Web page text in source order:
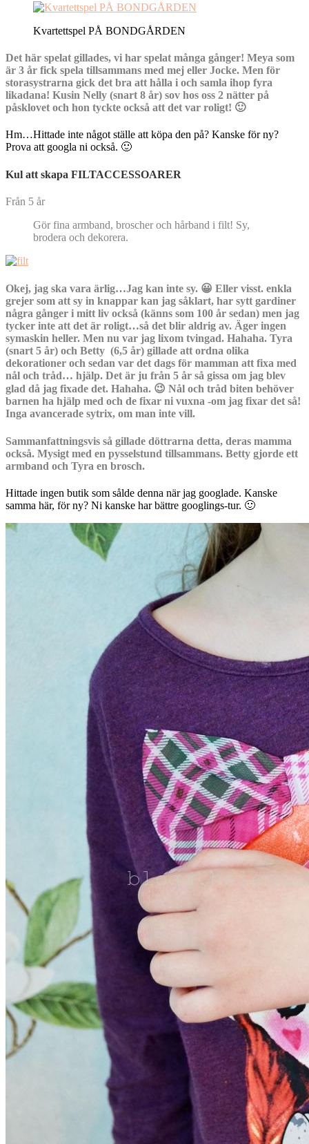
Kvartettspel PÅ BONDGÅRDEN
Det här spelat gillades, vi har spelat många gånger! Meya som
är 3 år fick spela tillsammans med mej eller Jocke. Men för
storasystrarna gick det bra att hålla i och samla ihop fyra
likadana! Kusin Nelly (snart 8 år) sov hos oss 2 nätter på
påsklovet och hon tyckte också att det var roligt! 🙂
Hm…Hittade inte något ställe att köpa den på? Kanske för ny?
Prova att googla ni också. 🙂
Kul att skapa FILTACCESSOARER
Från 5 år
Gör fina armband, broscher och hårband i filt! Sy,
brodera och dekorera.
Okej, jag ska vara ärlig…Jag kan inte sy. 😀 Eller visst. enkla
grejer som att sy in knappar kan jag såklart, har sytt gardiner
några gånger i mitt liv också (känns som 100 år sedan) men jag
tycker inte att det är roligt…så det blir aldrig av. Äger ingen
symaskin heller. Men nu var jag lixom tvingad. Hahaha. Tyra
(snart 5 år) och Betty (6,5 år) gillade att ordna olika
dekorationer och sedan var det dags för mamman att fixa med
nål och tråd… hjälp. Det är ju från 5 år så gissa om jag blev
glad då jag fixade det. Hahaha. 😉 Nål och tråd biten behöver
barnen ha hjälp med och de fixar ni vuxna -om jag fixar det så!
Inga avancerade sytrix, om man inte vill.
Sammanfattningsvis så gillade döttrarna detta, deras mamma
också. Mysigt med en pysselstund tillsammans. Betty gjorde ett
armband och Tyra en brosch.
Hittade ingen butik som sålde denna när jag googlade. Kanske
samma här, för ny? Ni kanske har bättre googlings-tur. 🙂